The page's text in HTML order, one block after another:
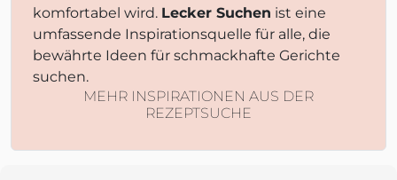
komfortabel wird. Lecker Suchen ist eine
umfassende Inspirationsquelle für alle, die
bewährte Ideen für schmackhafte Gerichte
suchen.
MEHR INSPIRATIONEN AUS DER
REZEPTSUCHE